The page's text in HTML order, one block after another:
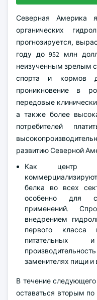
Северная Америка
органических
прогнозируется,
году до 952 млн
неизученным зрелым
спорта и кормов
проникновение в
передовые
а также более
потребителей
развитию Северной
Как центр
белка во всех
особенно для
применений.
внедрением
первого класса
питательных
заменителях пищи и
В течение
оставаться вторым